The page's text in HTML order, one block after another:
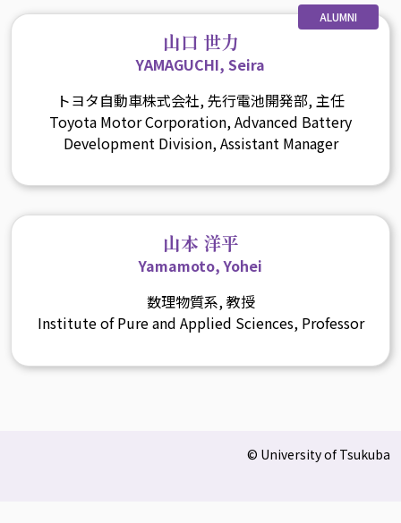
ALUMNI
山口 世力
YAMAGUCHI, Seira
トヨタ自動車株式会社, 先行電池開発部, 主任
Toyota Motor Corporation, Advanced Battery
Development Division, Assistant Manager
山本 洋平
Yamamoto, Yohei
数理物質系, 教授
Institute of Pure and Applied Sciences, Professor
© University of Tsukuba